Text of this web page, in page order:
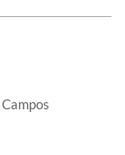
Campos